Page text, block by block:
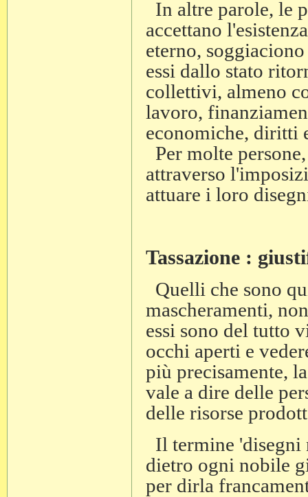
In altre parole, le
accettano
eterno,
essi dallo stato
collettivi, almeno
lavoro,
economiche, diritti
Per molte
attraverso
attuare i loro
Tassazione :
Quelli che sono
mascheramenti,
essi sono del tutto
occhi aperti e
più precisamente,
vale a dire delle
delle risorse
Il termine 'disegni
dietro ogni nobile
per dirla